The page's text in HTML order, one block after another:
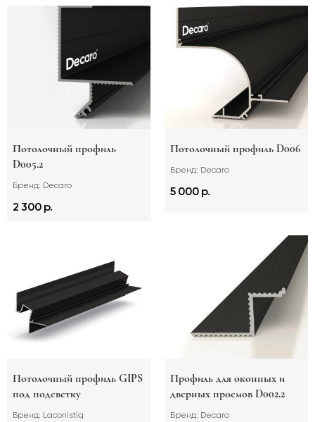
Потолочный профиль
D005.2
Бренд: Decaro
2 300 р.
Потолочный профиль D006
Бренд: Decaro
5 000 р.
Потолочный профиль GIPS
под подсветку
Бренд: Laconistiq
Профиль для оконных и
дверных проемов D002.2
Бренд: Decaro